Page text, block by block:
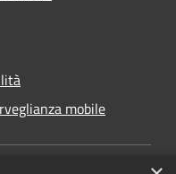
mobile